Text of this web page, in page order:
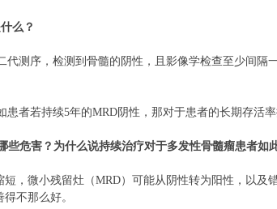
么？
代测序，检测到骨髓的阴性，且影像学检查至少间隔
者若持续5年的MRD阴性，那对于患者的长期存活率
些危害？为什么说持续治疗对于多发性骨髓瘤患者如
，微小残留灶（MRD）可能从阴性转为阳性，以及
不那么好。